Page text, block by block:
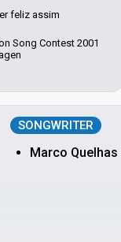
feliz assim
Song Contest 2001
SONGWRITER
Marco Quelhas